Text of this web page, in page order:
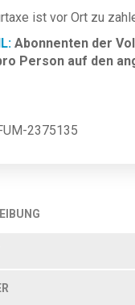
ist vor Ort zu
Abonnenten der
Person auf den
2375135